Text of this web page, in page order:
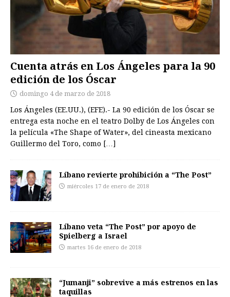
Cuenta atrás en Los Ángeles para la 90
edición de los Óscar
domingo 4 de marzo de 2018
Los Ángeles (EE.UU.), (EFE).- La 90 edición de los Óscar se
entrega esta noche en el teatro Dolby de Los Ángeles con
la película «The Shape of Water», del cineasta mexicano
Guillermo del Toro, como […]
Líbano revierte prohibición a “The Post”
miércoles 17 de enero de 2018
Líbano veta “The Post” por apoyo de
Spielberg a Israel
martes 16 de enero de 2018
“Jumanji” sobrevive a más estrenos en las
taquillas